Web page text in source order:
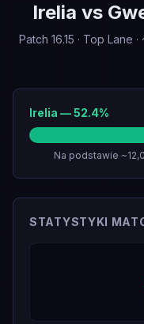
Irelia vs
Patch 16.15 · Top Lane ·
Irelia —52.4%
Na podstawie
STATYSTYKI